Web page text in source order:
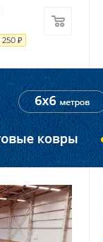
250₽